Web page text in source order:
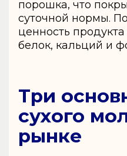
порошка, что
суточной нормы.
ценность
белок, кальций и
Три
сухого
рынке